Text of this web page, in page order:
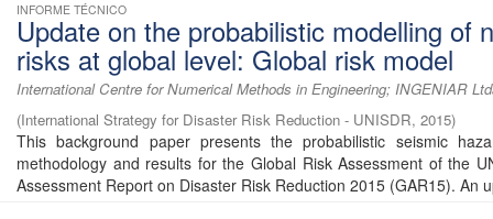
INFORME TÉCNICO
Update on the probabilistic modelling of
risks at global level: Global risk model
International Centre for Numerical Methods in Engineering; INGENIAR
(International Strategy for Disaster Risk Reduction - UNISDR, 2015)
This background paper presents the probabilistic seismic
methodology and results for the Global Risk Assessment of the
Assessment Report on Disaster Risk Reduction 2015 (GAR15). An